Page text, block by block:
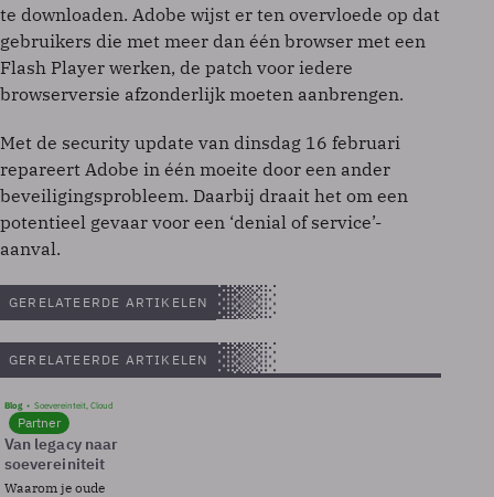
te downloaden. Adobe wijst er ten overvloede op dat
gebruikers die met meer dan één browser met een
Flash Player werken, de patch voor iedere
browserversie afzonderlijk moeten aanbrengen.
Met de security update van dinsdag 16 februari
repareert Adobe in één moeite door een ander
beveiligingsprobleem. Daarbij draait het om een
potentieel gevaar voor een ‘denial of service’-
aanval.
GERELATEERDE ARTIKELEN
GERELATEERDE ARTIKELEN
Blog Soevereinteit, Cloud
Partner
Van legacy naar
soevereiniteit
Waarom je oude